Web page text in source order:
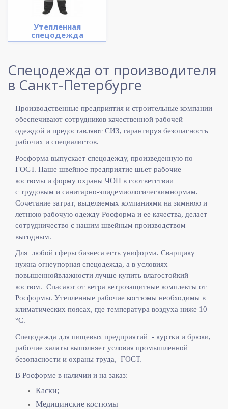
Утепленная
спецодежда
Спецодежда от производителя
в Санкт-Петербурге
Производственные предприятия и строительные компании
обеспечивают сотрудников качественной рабочей
одеждой и предоставляют СИЗ, гарантируя безопасность
рабочих и специалистов.
Росформа выпускает спецодежду, произведенную по
ГОСТ. Наше швейное предприятие шьет рабочие
костюмы и форму охраны ЧОП в соответствии
с трудовым и санитарно-эпидемиологическимнормам.
Сочетание затрат, выделяемых компаниями на зимнюю и
летнюю рабочую одежду Росформа и ее качества, делает
сотрудничество с нашим швейным производством
выгодным.
Для любой сферы бизнеса есть униформа. Сварщику
нужна огнеупорная спецодежда, а в условиях
повышеннойвлажности лучше купить влагостойкий
костюм. Спасают от ветра ветрозащитные комплекты от
Росформы. Утепленные рабочие костюмы необходимы в
климатических поясах, где температура воздуха ниже 10
°C.
Спецодежда для пищевых предприятий - куртки и брюки,
рабочие халаты выполняет условия промышленной
безопасности и охраны труда, ГОСТ.
В Росформе в наличии и на заказ:
Каски;
Медицинские костюмы